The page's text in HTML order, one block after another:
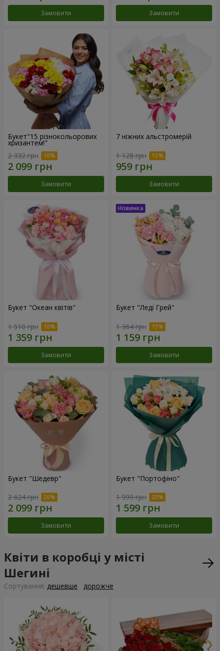
Замовити Замовити
Букет"15 різнокольорових
хризантем!"
2 332 грн
Замовити
7 ніжних альстромерій
1 128 грн
Замовити
Букет "Океан квітів"
1 510 грн
Замовити
Букет "Леді Грей"
1 364 грн
Замовити
Букет "Шедевр"
2 624 грн
Замовити
Букет "Портофіно"
1 999 грн
Замовити
Квіти в коробці у місті
Шегині
Сортування: дешевше дорожче